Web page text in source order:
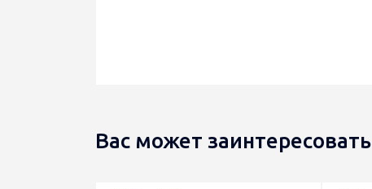
Вас может заинтересовать